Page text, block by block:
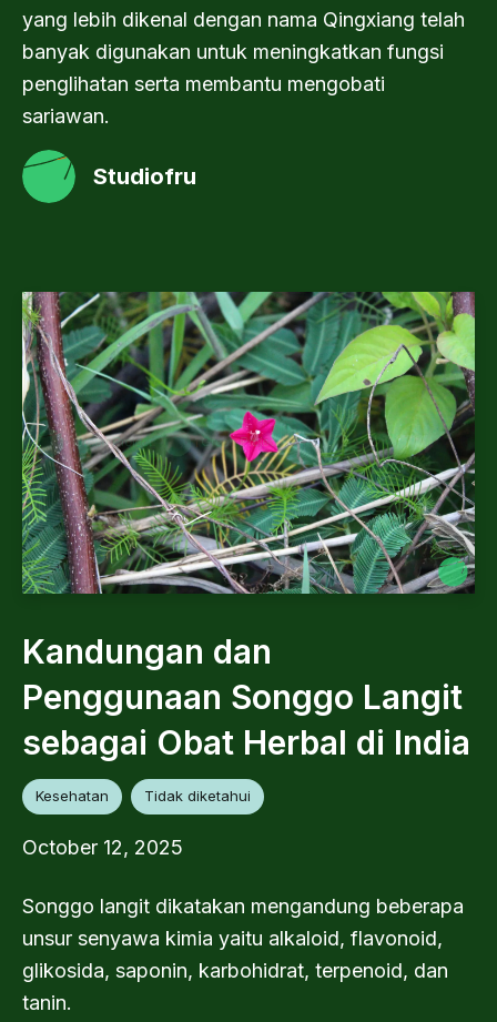
yang lebih dikenal dengan nama Qingxiang telah
banyak digunakan untuk meningkatkan fungsi
penglihatan serta membantu mengobati
sariawan.
Studiofru
Kandungan dan
Penggunaan Songgo Langit
sebagai Obat Herbal di India
Kesehatan Tidak diketahui
October 12, 2025
Songgo langit dikatakan mengandung beberapa
unsur senyawa kimia yaitu alkaloid, flavonoid,
glikosida, saponin, karbohidrat, terpenoid, dan
tanin.